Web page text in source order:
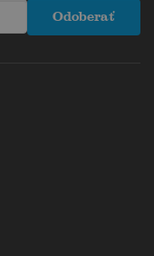
Odoberať